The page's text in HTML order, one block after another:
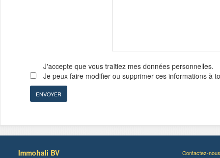
J'accepte que vous traitiez mes données personnelles.
Je peux faire modifier ou supprimer ces informations à
Immohali BV
Contactez-nous